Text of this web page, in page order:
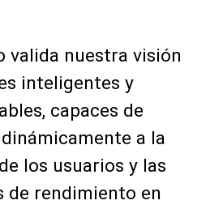
valida nuestra visión
inteligentes y
capaces de
a la
los usuarios y las
de rendimiento en